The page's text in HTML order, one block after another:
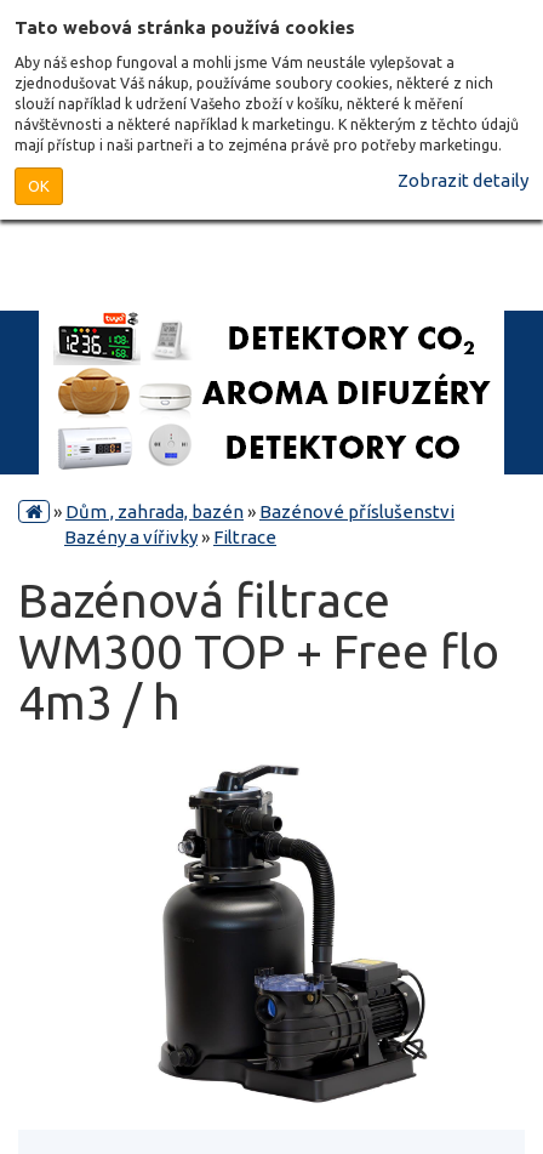
Tato webová stránka používá cookies
Aby náš eshop fungoval a mohli jsme Vám neustále vylepšovat a
zjednodušovat Váš nákup, používáme soubory cookies, některé z nich
slouží například k udržení Vašeho zboží v košíku, některé k měření
návštěvnosti a některé například k marketingu. K některým z těchto údajů
mají přístup i naši partneři a to zejména právě pro potřeby marketingu.
OK Zobrazit detaily
» Dům , zahrada, bazén» Bazénové příslušenstvi
Bazény a vířivky» Filtrace
Bazénová filtrace
WM300 TOP + Free flo
4m3 / h